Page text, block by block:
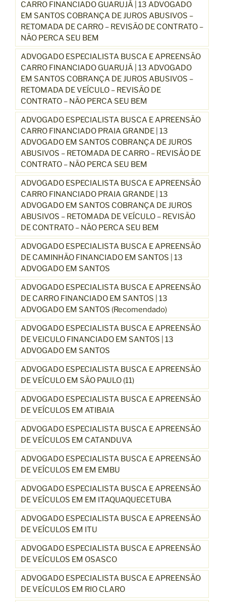
CARRO FINANCIADO GUARUJÁ | 13 ADVOGADO
EM SANTOS COBRANÇA DE JUROS ABUSIVOS –
RETOMADA DE CARRO – REVISÃO DE CONTRATO –
NÃO PERCA SEU BEM
ADVOGADO ESPECIALISTA BUSCA E APREENSÃO
CARRO FINANCIADO GUARUJÁ | 13 ADVOGADO
EM SANTOS COBRANÇA DE JUROS ABUSIVOS –
RETOMADA DE VEÍCULO – REVISÃO DE
CONTRATO – NÃO PERCA SEU BEM
ADVOGADO ESPECIALISTA BUSCA E APREENSÃO
CARRO FINANCIADO PRAIA GRANDE | 13
ADVOGADO EM SANTOS COBRANÇA DE JUROS
ABUSIVOS – RETOMADA DE CARRO – REVISÃO DE
CONTRATO – NÃO PERCA SEU BEM
ADVOGADO ESPECIALISTA BUSCA E APREENSÃO
CARRO FINANCIADO PRAIA GRANDE | 13
ADVOGADO EM SANTOS COBRANÇA DE JUROS
ABUSIVOS – RETOMADA DE VEÍCULO – REVISÃO
DE CONTRATO – NÃO PERCA SEU BEM
ADVOGADO ESPECIALISTA BUSCA E APREENSÃO
DE CAMINHÃO FINANCIADO EM SANTOS | 13
ADVOGADO EM SANTOS
ADVOGADO ESPECIALISTA BUSCA E APREENSÃO
DE CARRO FINANCIADO EM SANTOS | 13
ADVOGADO EM SANTOS (Recomendado)
ADVOGADO ESPECIALISTA BUSCA E APREENSÃO
DE VEICULO FINANCIADO EM SANTOS | 13
ADVOGADO EM SANTOS
ADVOGADO ESPECIALISTA BUSCA E APREENSÃO
DE VEÍCULO EM SÃO PAULO (11)
ADVOGADO ESPECIALISTA BUSCA E APREENSÃO
DE VEÍCULOS EM ATIBAIA
ADVOGADO ESPECIALISTA BUSCA E APREENSÃO
DE VEÍCULOS EM CATANDUVA
ADVOGADO ESPECIALISTA BUSCA E APREENSÃO
DE VEÍCULOS EM EM EMBU
ADVOGADO ESPECIALISTA BUSCA E APREENSÃO
DE VEÍCULOS EM EM ITAQUAQUECETUBA
ADVOGADO ESPECIALISTA BUSCA E APREENSÃO
DE VEÍCULOS EM ITU
ADVOGADO ESPECIALISTA BUSCA E APREENSÃO
DE VEÍCULOS EM OSASCO
ADVOGADO ESPECIALISTA BUSCA E APREENSÃO
DE VEÍCULOS EM RIO CLARO